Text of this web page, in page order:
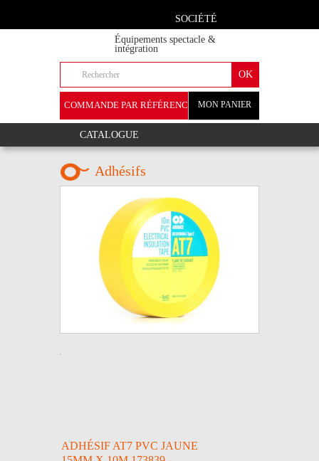
SOCIÉTÉ
Équipements spectacle &
intégration
MON PANIER
COMMANDE PAR RÉFÉRENCE
CATALOGUE
Adhésifs
ADHÉSIF AT7 PVC JAUNE